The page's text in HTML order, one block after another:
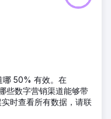
哪 50% 有效。在
些数字营销渠道能够带
时查看所有数据，请联